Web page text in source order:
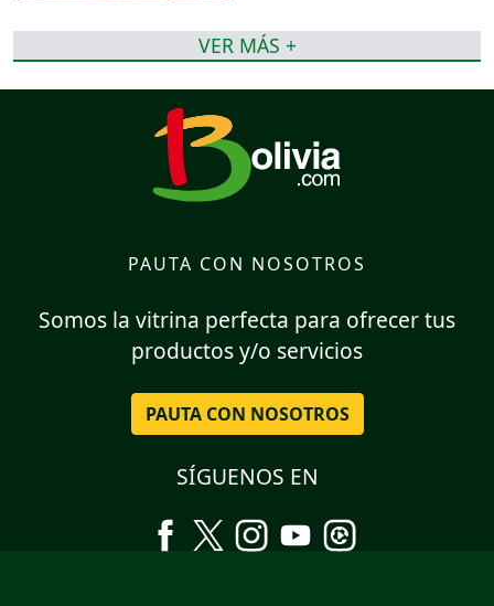
VER MÁS +
PAUTA CON NOSOTROS
Somos la vitrina perfecta para ofrecer tus
productos y/o servicios
PAUTA CON NOSOTROS
SÍGUENOS EN